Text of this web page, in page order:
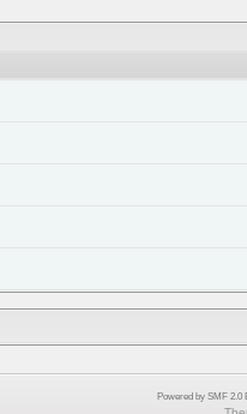
Powered by SMF 2.0